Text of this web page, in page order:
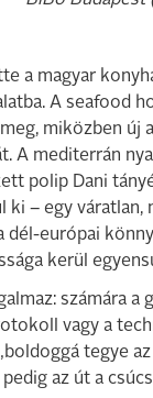
a magyar
A seafood
miközben új
A mediterrán
polip Dani
ki – egy váratlan,
dél-európai
kerül
számára a
vagy a
tegye
az út a